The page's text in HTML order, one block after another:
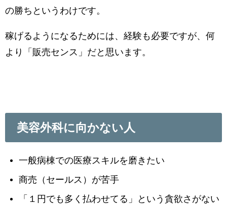
の勝ちというわけです。
稼げるようになるためには、経験も必要ですが、何
より「販売センス」だと思います。
美容外科に向かない人
一般病棟での医療スキルを磨きたい
商売（セールス）が苦手
「１円でも多く払わせてる」という貪欲さがない